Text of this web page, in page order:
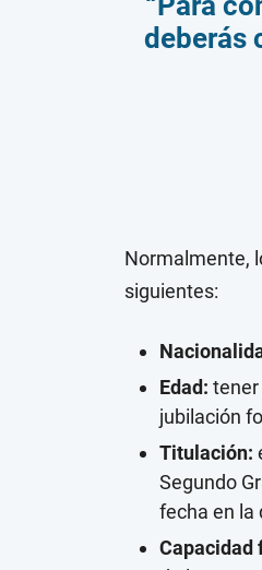
deberás
Normalmente,
siguientes:
Edad: tener
jubilación
Titulación:
Segundo
fecha en la
Capacidad